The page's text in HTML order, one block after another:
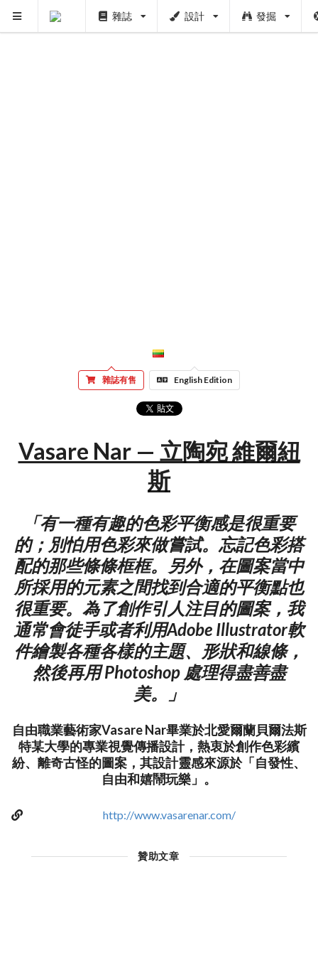
雜誌 設計 發掘
雜誌有售 English Edition
Vasare Nar — 立陶宛 維爾紐
斯
「有一種有趣的色彩平衡感是很重要
的；別怕用色彩來做嘗試。忘記色彩搭
配的那些條條框框。另外，在圖案當中
所採用的元素之間找到合適的平衡點也
很重要。為了創作引人注目的圖案，我
通常會徒手或者利用Adobe Illustrator軟
件繪製各種各樣的主題、形狀和線條，
然後再用 Photoshop 處理得盡善盡
美。」
自由職業藝術家Vasare Nar畢業於北愛爾蘭貝爾法斯
特某大學的專業視覺傳播設計，熱衷於創作色彩繽
紛、離奇古怪的圖案，其設計靈感來源於「自發性、
自由和嬉鬧玩樂」。
http://www.vasarenar.com/
贊助文章